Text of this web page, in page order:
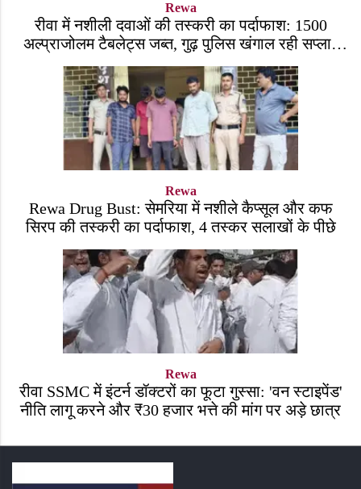
Rewa
रीवा में नशीली दवाओं की तस्करी का पर्दाफाश: 1500
अल्प्राजोलम टैबलेट्स जब्त, गुढ़ पुलिस खंगाल रही सप्लाई
चेन
Rewa
Rewa Drug Bust: सेमरिया में नशीले कैप्सूल और कफ
सिरप की तस्करी का पर्दाफाश, 4 तस्कर सलाखों के पीछे
Rewa
रीवा SSMC में इंटर्न डॉक्टरों का फूटा गुस्सा: 'वन स्टाइपेंड'
नीति लागू करने और ₹30 हजार भत्ते की मांग पर अड़े छात्र